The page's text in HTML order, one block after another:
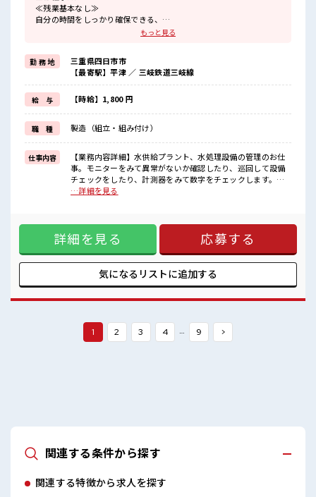
≪残業基本なし≫
自分の時間をしっかり確保できる、
制服があると毎日の服選びに悩まずOK♪
≪初めての仕事だけど自分にもできそう≫
新しいことにチャレンジするのは不安だけど、
しっかり働く環境が整っています！
イチからスキルUP・ステップUP目指していきましょう！
≪様々なお仕事をご提案≫
一人で悩まず気軽に相談できる、
派遣のお仕事です！
■職場の雰囲気
休憩室完備でランチや休憩も充実しそう♪
職場にはロッカー完備！
私物の置きすぎには注意が必要ですね★
もっと見る
勤 務 地
三重県四日市市
【最寄駅】平津 ／ 三岐鉄道三岐線
給 与 【時給】1,800 円
職 種 製造（組立・組み付け）
仕事内容
【業務内容詳細】水供給プラント、水処理設備の管理のお仕
事。モニターをみて異常がないか確認したり、巡回して設備
チェックをしたり、計測器をみて数字をチェックします。チ
ェックした内容、数字をPCに入力します。【取扱製品情報】
オンとオフをきっちり切り替えたい方にオススメ！ 制服があ
ると毎日の服選びに悩まずOK♪ ≪初めての仕事だけど自分に
もできそう≫ 新しいことにチャレンジするのは不安だけど、
しっかり働く環境が整っています！ イチからスキルUP・ステ
ップUP目指していきましょう！ ≪様々なお仕事をご提案≫ 一
人で悩まず気軽に相談できる、 派遣のお仕事です！ ■職場の
ッカー完備！ 私物の置きすぎには注意が必要ですね★ 残業は
…詳細を見る
詳細を見る 応募する
気になるリストに追加する
1 2 3 4 … 9 >
関連する条件から探す
関連する特徴から求人を探す